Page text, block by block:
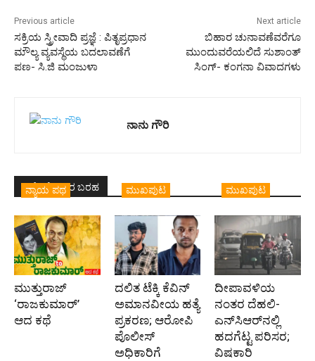
Previous article
ಸಕ್ರಿಯ ಸ್ತ್ರೀವಾದಿ ಪ್ರಜ್ಞೆ : ಪಿತೃಪ್ರಧಾನ
ಮೌಲ್ಯ ವ್ಯವಸ್ಥೆಯ ಬದಲಾವಣೆಗೆ
ಪಣ- ಸಿ.ಜಿ ಮಂಜುಳಾ
Next article
ಬಿಹಾರ ಚುನಾವಣೆವರೆಗೂ
ಮುಂದುವರೆಯಲಿದೆ ಸುಶಾಂತ್
ಸಿಂಗ್- ಕಂಗನಾ ವಿವಾದಗಳು
ನಾನು ಗೌರಿ
ಇದೇ ಲೇಖಕರ ಬರಹ
ನ್ಯಾಯ ಪಥ
ಮುತ್ತುರಾಜ್
‘ರಾಜಕುಮಾರ್‍’
ಆದ ಕಥೆ
ಮುಖಪುಟ
ದಲಿತ ಟೆಕ್ಕಿ ಕೆವಿನ್
ಅಮಾನವೀಯ ಹತ್ಯೆ
ಪ್ರಕರಣ; ಆರೋಪಿ
ಪೊಲೀಸ್‌
ಅಧಿಕಾರಿಗೆ
ಮುಖಪುಟ
ದೀಪಾವಳಿಯ
ನಂತರ ದೆಹಲಿ-
ಎನ್‌ಸಿಆರ್‌ನಲ್ಲಿ
ಹದಗೆಟ್ಟ ಪರಿಸರ;
ವಿಷಕಾರಿ